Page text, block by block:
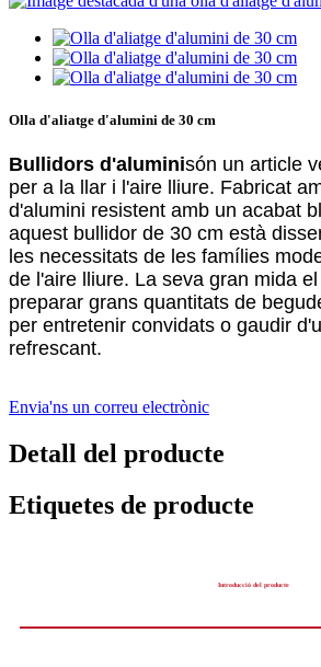
Olla d'aliatge d'alumini de 30 cm
Bullidors d'aluminisón un article
per a la llar i l'aire lliure. Fabricat
d'alumini resistent amb un acabat
aquest bullidor de 30 cm està
les necessitats de les famílies
de l'aire lliure. La seva gran mida
preparar grans quantitats de
per entretenir convidats o gaudir
refrescant.
Envia'ns un correu electrònic
Detall del producte
Etiquetes de producte
Introducció del producte